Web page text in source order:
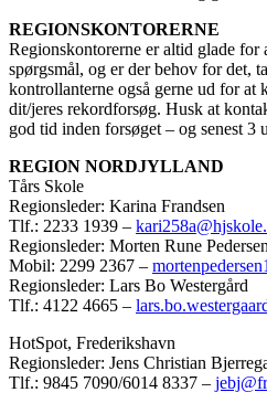
REGIONSKONTORERNE
Regionskontorerne er altid glade for
spørgsmål, og er der behov for det,
kontrollanterne også gerne ud for at
dit/jeres rekordforsøg. Husk at
god tid inden forsøget – og senest 3
REGION NORDJYLLAND
Tårs Skole
Regionsleder: Karina Frandsen
Tlf.: 2233 1939 –
Regionsleder: Morten Rune Pedersen
Mobil: 2299 2367 –
Regionsleder: Lars Bo Westergård
Tlf.: 4122 4665 –
HotSpot, Frederikshavn
Regionsleder: Jens Christian
Tlf.: 9845 7090/6014 8337 –